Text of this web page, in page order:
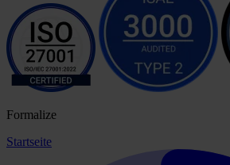
Formalize
Startseite